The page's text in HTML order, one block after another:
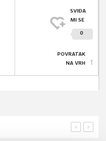
SVIĐA
MI SE
0
POVRATAK
NA VRH
>
<